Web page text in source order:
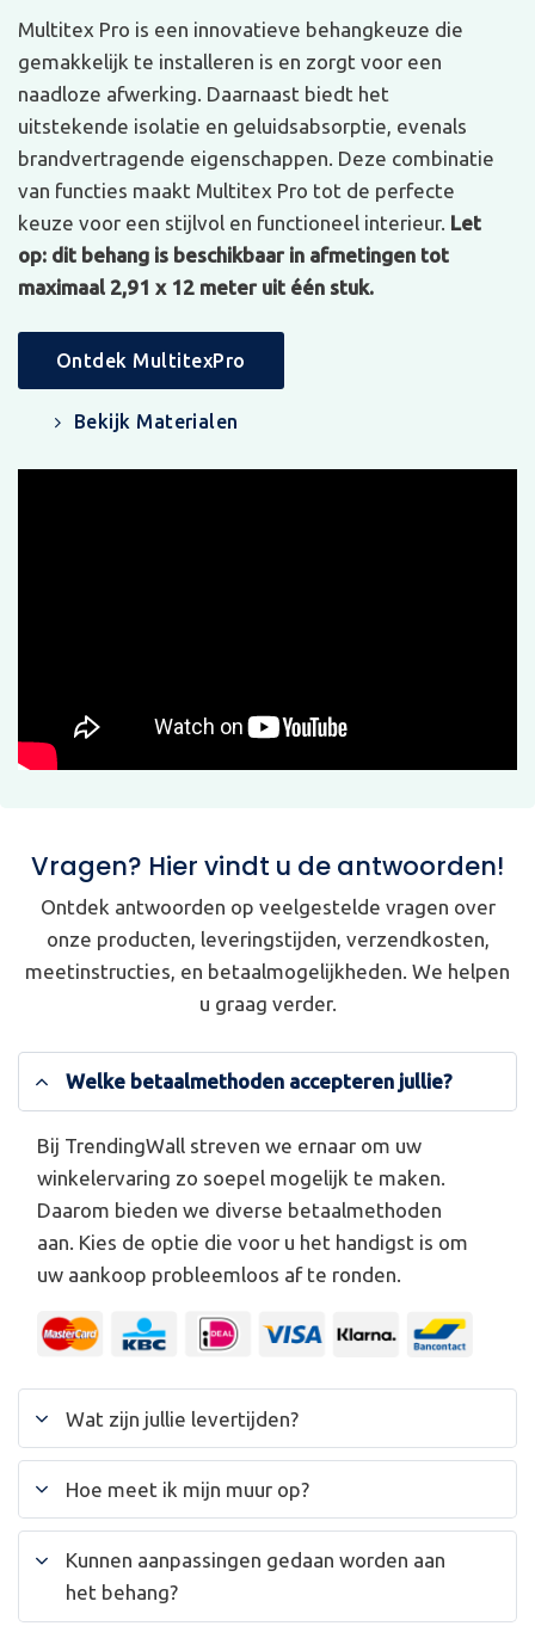
Multitex Pro is een innovatieve behangkeuze die
gemakkelijk te installeren is en zorgt voor een
naadloze afwerking. Daarnaast biedt het
uitstekende isolatie en geluidsabsorptie, evenals
brandvertragende eigenschappen. Deze combinatie
van functies maakt Multitex Pro tot de perfecte
keuze voor een stijlvol en functioneel interieur. Let
op: dit behang is beschikbaar in afmetingen tot
maximaal 2,91 x 12 meter uit één stuk.
Ontdek MultitexPro
Bekijk Materialen
Vragen? Hier vindt u de antwoorden!
Ontdek antwoorden op veelgestelde vragen over
onze producten, leveringstijden, verzendkosten,
meetinstructies, en betaalmogelijkheden. We helpen
u graag verder.
Welke betaalmethoden accepteren jullie?
Bij TrendingWall streven we ernaar om uw
winkelervaring zo soepel mogelijk te maken.
Daarom bieden we diverse betaalmethoden
aan. Kies de optie die voor u het handigst is om
uw aankoop probleemloos af te ronden.
Wat zijn jullie levertijden?
Hoe meet ik mijn muur op?
Kunnen aanpassingen gedaan worden aan
het behang?